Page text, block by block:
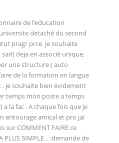
de l’education
detaché du second
prag/ prce. je souhaite
deja en associé unique,
une structure ( auto
de la formation en langue
je souhaite bien évidement
temps mon poste a temps
la fac . A chaque fois que je
entourage amical et pro jai
sur COMMENT FAIRE ce
SIMPLE .. :demande de